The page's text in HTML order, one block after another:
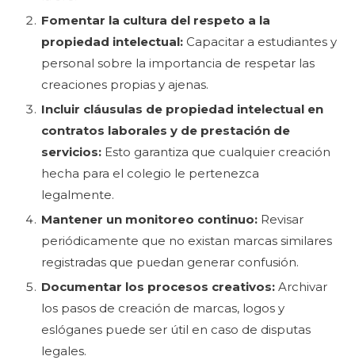
Fomentar la cultura del respeto a la
propiedad intelectual: Capacitar a estudiantes y
personal sobre la importancia de respetar las
creaciones propias y ajenas.
Incluir cláusulas de propiedad intelectual en
contratos laborales y de prestación de
servicios: Esto garantiza que cualquier creación
hecha para el colegio le pertenezca
legalmente.
Mantener un monitoreo continuo: Revisar
periódicamente que no existan marcas similares
registradas que puedan generar confusión.
Documentar los procesos creativos: Archivar
los pasos de creación de marcas, logos y
eslóganes puede ser útil en caso de disputas
legales.